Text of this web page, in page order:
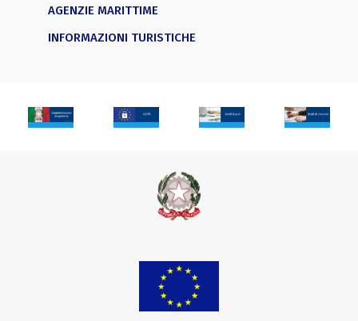
AGENZIE MARITTIME
INFORMAZIONI TURISTICHE